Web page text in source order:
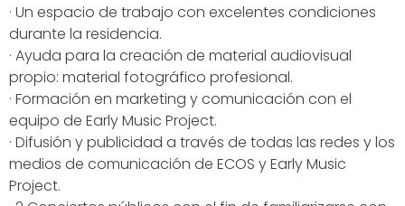
· Un espacio de trabajo con excelentes condiciones
durante la residencia.
· Ayuda para la creación de material audiovisual
propio: material fotográfico profesional.
· Formación en marketing y comunicación con el
equipo de Early Music Project.
· Difusión y publicidad a través de todas las redes y los
medios de comunicación de ECOS y Early Music
Project.